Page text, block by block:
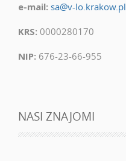
e-mail: sa@v-lo.krakow.pl
KRS: 0000280170
NIP: 676-23-66-955
NASI ZNAJOMI